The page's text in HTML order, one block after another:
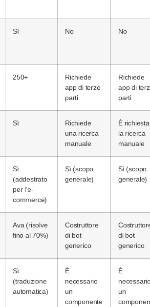
Sì No No
250+
Richiede
app di terze
parti
Richiede
app di
parti
Sì
Richiede
una ricerca
manuale
È richiesta
la ricerca
manuale
Sì
(addestrato
per l’e-
commerce)
Sì (scopo
generale)
Sì (scopo
generale)
Ava (risolve
fino al 70%)
Costruttore
di bot
generico
di bot
generico
Sì
(traduzione
automatica)
È
necessario
un
componente
È
un